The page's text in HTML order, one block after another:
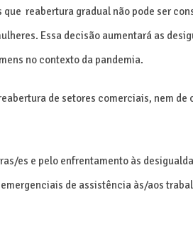
que reabertura gradual não pode ser
Essa decisão aumentará as
no contexto da pandemia.
de setores comerciais, nem
es e pelo enfrentamento às
de assistência às/aos